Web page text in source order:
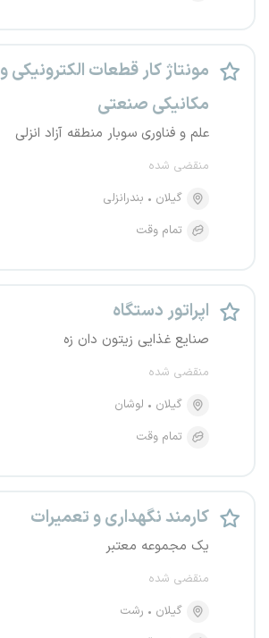
مونتاژ کار قطعات الکترونیکی و
مکانیکی صنعتی
علم و فناوری سوبار منطقه آزاد انزلی
منقضی شده
گیلان
بندرانزلی
تمام وقت
اپراتور دستگاه
صنایع غذایی زیتون دان زه
منقضی شده
گیلان
لوشان
تمام وقت
کارمند نگهداری و تعمیرات
یک مجموعه معتبر
منقضی شده
گیلان
رشت